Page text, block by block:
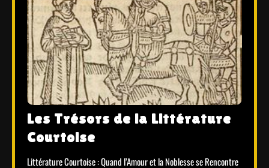
Les Trésors de la Littérature
Courtoise
Littérature Courtoise : Quand l’Amour et la Noblesse se Rencontre